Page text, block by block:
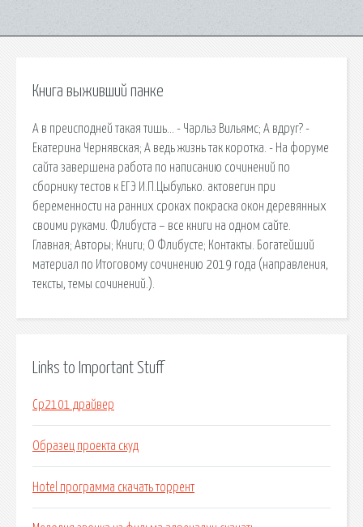
Книга выживший панке
А в преисподней такая тишь… - Чарльз Вильямс; А вдруг? -
Екатерина Чернявская; А ведь жизнь так коротка. - На форуме
сайта завершена работа по написанию сочинений по
сборнику тестов к ЕГЭ И.П.Цыбулько. актовегин при
беременности на ранних сроках покраска окон деревянных
своими руками. Флибуста – все книги на одном сайте.
Главная; Авторы; Книги; О Флибусте; Контакты. Богатейший
материал по Итоговому сочинению 2019 года (направления,
тексты, темы сочинений.).
Links to Important Stuff
Cp2101 драйвер
Образец проекта скуд
Hotel программа скачать торрент